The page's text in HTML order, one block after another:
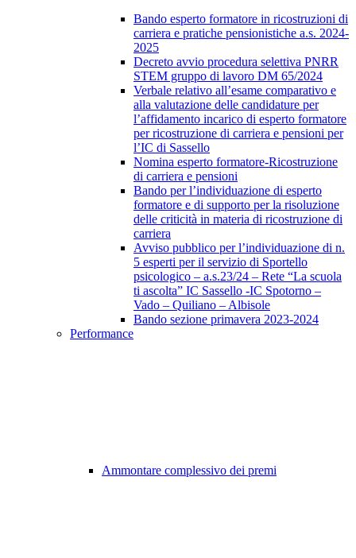
Bando esperto formatore in ricostruzioni di
carriera e pratiche pensionistiche a.s. 2024-
2025
Decreto avvio procedura selettiva PNRR
STEM gruppo di lavoro DM 65/2024
Verbale relativo all’esame comparativo e
alla valutazione delle candidature per
l’affidamento incarico di esperto formatore
per ricostruzione di carriera e pensioni per
l’IC di Sassello
Nomina esperto formatore-Ricostruzione
di carriera e pensioni
Bando per l’individuazione di esperto
formatore e di supporto per la risoluzione
delle criticità in materia di ricostruzione di
carriera
Avviso pubblico per l’individuazione di n.
5 esperti per il servizio di Sportello
psicologico – a.s.23/24 – Rete “La scuola
ti ascolta” IC Sassello -IC Spotorno –
Vado – Quiliano – Albisole
Bando sezione primavera 2023-2024
Performance
Ammontare complessivo dei premi